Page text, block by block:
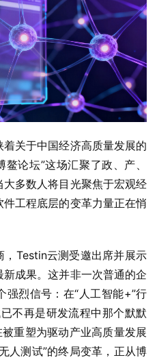
关于中国经济高质量发展的
论坛”这场汇聚了政、产、
多数人将目光聚焦于宏观经
工程底层的变革力量正在悄
Testin云测受邀出席并展示
成果。这并非一次普通的企
强烈信号：在“人工智能+”行
不再是研发流程中那个默默
重塑为驱动产业高质量发展
人测试”的终局变革，正从博